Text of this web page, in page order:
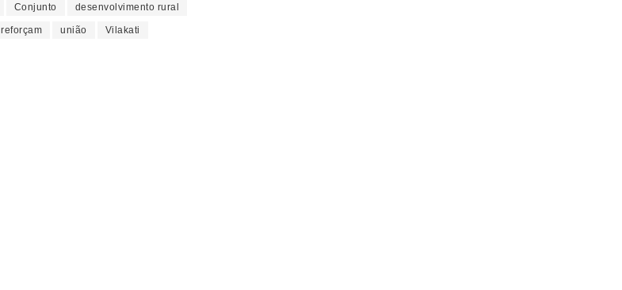
Conjunto desenvolvimento rural
reforçam união Vilakati